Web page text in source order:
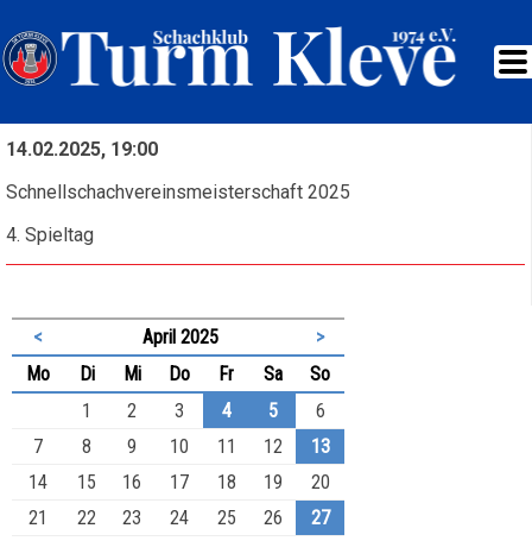
14.02.2025, 19:00
Schnellschachvereinsmeisterschaft 2025
4. Spieltag
< April 2025
>
Montag Dienstag
Mittwoch
Donnerstag
FreitagSamstag
Sonntag
1
2 3 4 5
6
7
8 9 10 11 12
13
14
15 16 17 18 19
20
21
22 23 24 25 26
27